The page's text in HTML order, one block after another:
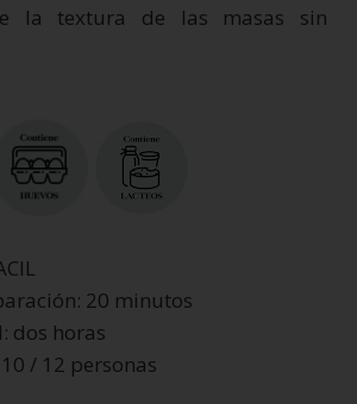
la textura de las masas sin
20 minutos
dos horas
10 / 12 personas